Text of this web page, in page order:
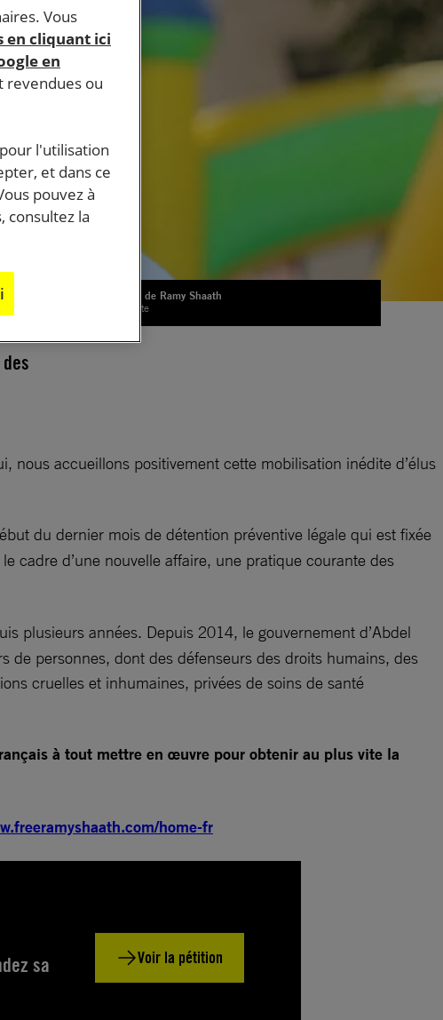
Portrait de Ramy Shaath
© Private
nous accueillons positivement cette mobilisation inédite d’élus
du dernier mois de détention préventive légale qui est fixée
cadre d’une nouvelle affaire, une pratique courante des
plusieurs années. Depuis 2014, le gouvernement d’Abdel
de personnes, dont des défenseurs des droits humains, des
cruelles et inhumaines, privées de soins de santé
à tout mettre en œuvre pour obtenir au plus vite la
home-fr
sa
Voir la pétition
Vous
en cliquant ici
en
revendues ou
pour l'utilisation
et dans ce
pouvez à
consultez la